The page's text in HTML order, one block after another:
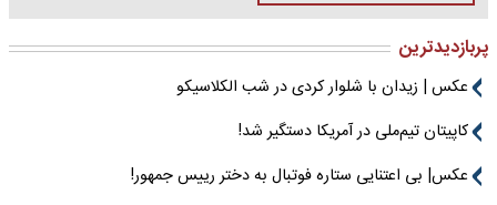
پربازدیدترین
عکس | زیدان با شلوار کردی در شب الکلاسیکو
کاپیتان تیم‌ملی در آمریکا دستگیر شد!
عکس| بی اعتنایی ستاره فوتبال به دختر رییس جمهور!